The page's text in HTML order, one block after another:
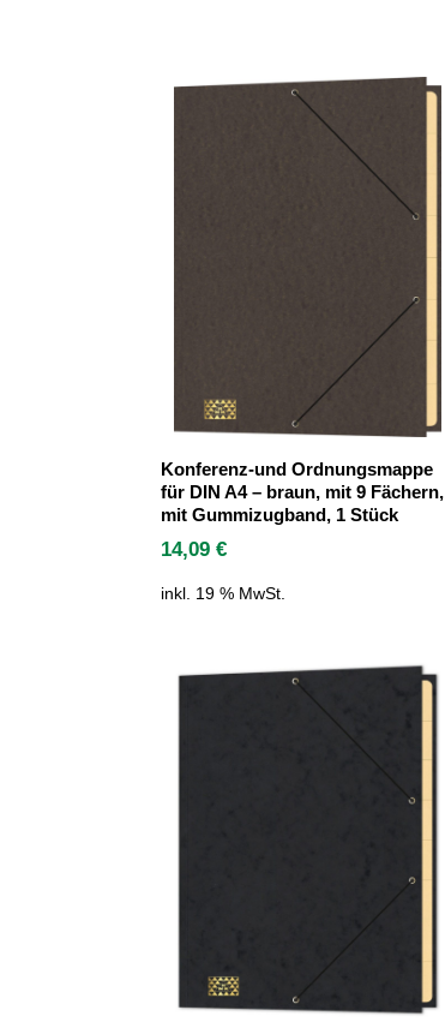
Konferenz-und Ordnungsmappe
für DIN A4 – braun, mit 9 Fächern,
mit Gummizugband, 1 Stück
14,09€
inkl. 19 % MwSt.